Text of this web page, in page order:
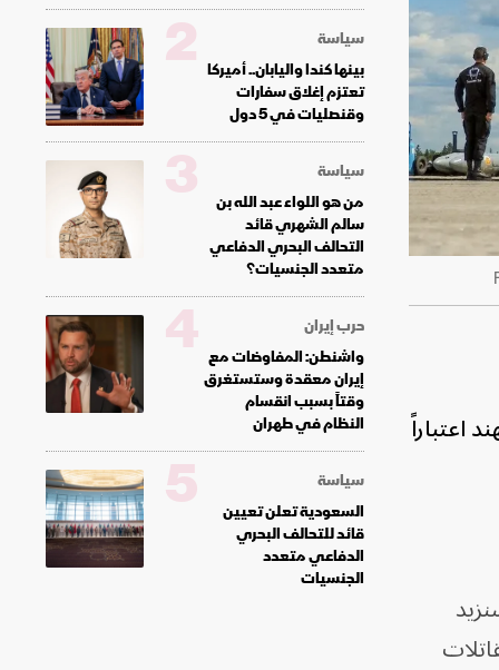
اعتباراً
سياسة
بينها كندا واليابان.. أميركا
تعتزم إغلاق سفارات
وقنصليات في 5 دول
2
سياسة
من هو اللواء عبد الله بن
سالم الشهري قائد
التحالف البحري الدفاعي
متعدد الجنسيات؟
3
حرب إيران
واشنطن: المفاوضات مع
إيران معقدة وستستغرق
وقتاً بسبب انقسام
النظام في طهران
4
سياسة
السعودية تعلن تعيين
قائد للتحالف البحري
الدفاعي متعدد
الجنسيات
5